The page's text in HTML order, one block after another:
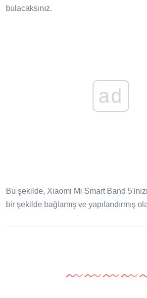
bulacaksınız.
ad
Bu şekilde, Xiaomi Mi Smart Band
bir şekilde bağlamış ve yapılandırmış